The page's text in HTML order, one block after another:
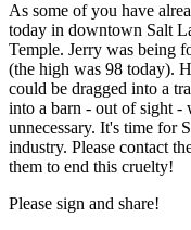
As some of you have
today in downtown Salt
Temple. Jerry was being
(the high was 98 today).
could be dragged into a
into a barn - out of sight
unnecessary. It's time for
industry. Please contact
them to end this cruelty!
Please sign and share!